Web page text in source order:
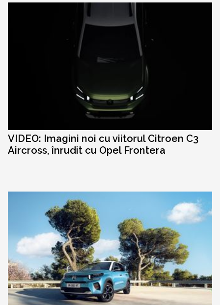
VIDEO: Imagini noi cu viitorul Citroen C3
Aircross, înrudit cu Opel Frontera